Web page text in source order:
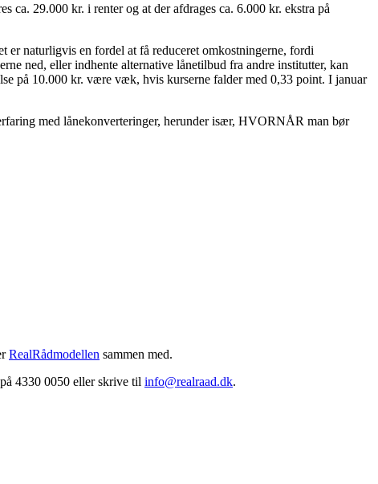
ca. 29.000 kr. i renter og at der afdrages ca. 6.000 kr. ekstra på
er naturligvis en fordel at få reduceret omkostningerne, fordi
ned, eller indhente alternative lånetilbud fra andre institutter, kan
på 10.000 kr. være væk, hvis kurserne falder med 0,33 point. I januar
med lånekonverteringer, herunder især, HVORNÅR man bør
RealRådmodellen sammen med.
4330 0050 eller skrive til info@realraad.dk.